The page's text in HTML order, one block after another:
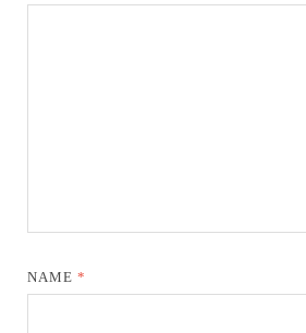
NAME*